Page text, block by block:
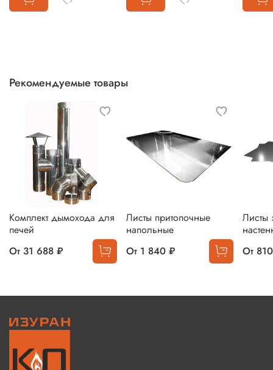
Рекомендуемые товары
Комплект дымохода для
печей
От 31 688 ₽
Листы притопочные
напольные
От 1 840 ₽
Листы
От